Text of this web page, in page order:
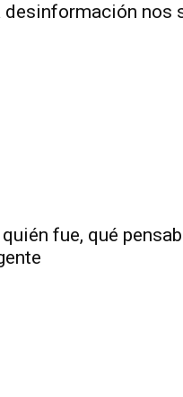
desinformación nos
fue, qué